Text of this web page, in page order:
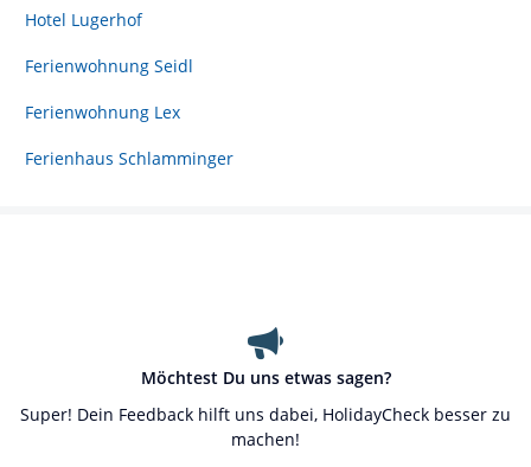
Hotel Lugerhof
Ferienwohnung Seidl
Ferienwohnung Lex
Ferienhaus Schlamminger
Möchtest Du uns etwas sagen?
Super! Dein Feedback hilft uns dabei, HolidayCheck besser zu
machen!